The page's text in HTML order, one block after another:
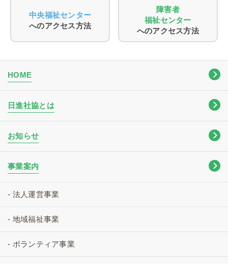
中央福祉センター
へのアクセス方法
障害者
福祉センター
へのアクセス方法
HOME
日進社協とは
お知らせ
事業案内
- 法人運営事業
- 地域福祉事業
- ボランティア事業